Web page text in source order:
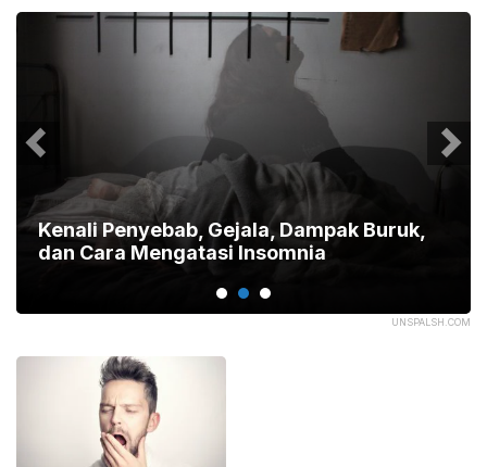
UNSPALSH.COM
Kenali Penyebab, Gejala, Dampak Buruk,
dan Cara Mengatasi Insomnia